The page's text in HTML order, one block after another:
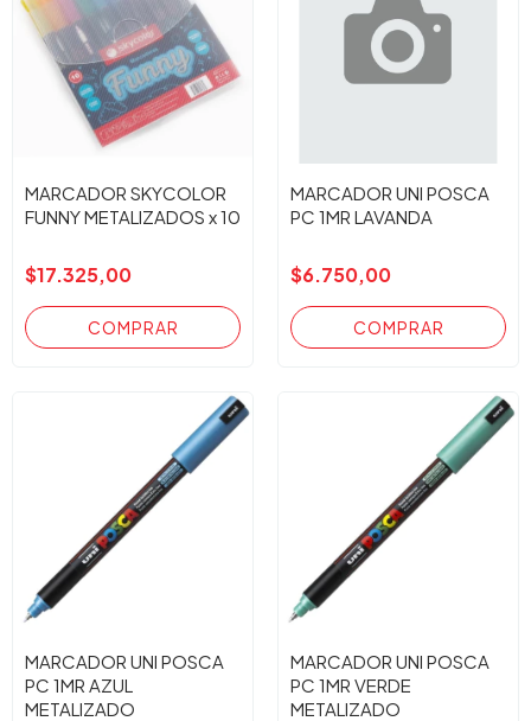
MARCADOR SKYCOLOR
FUNNY METALIZADOS x 10
$17.325,00
MARCADOR UNI POSCA
PC 1MR LAVANDA
$6.750,00
MARCADOR UNI POSCA
PC 1MR AZUL
METALIZADO
MARCADOR UNI POSCA
PC 1MR VERDE
METALIZADO